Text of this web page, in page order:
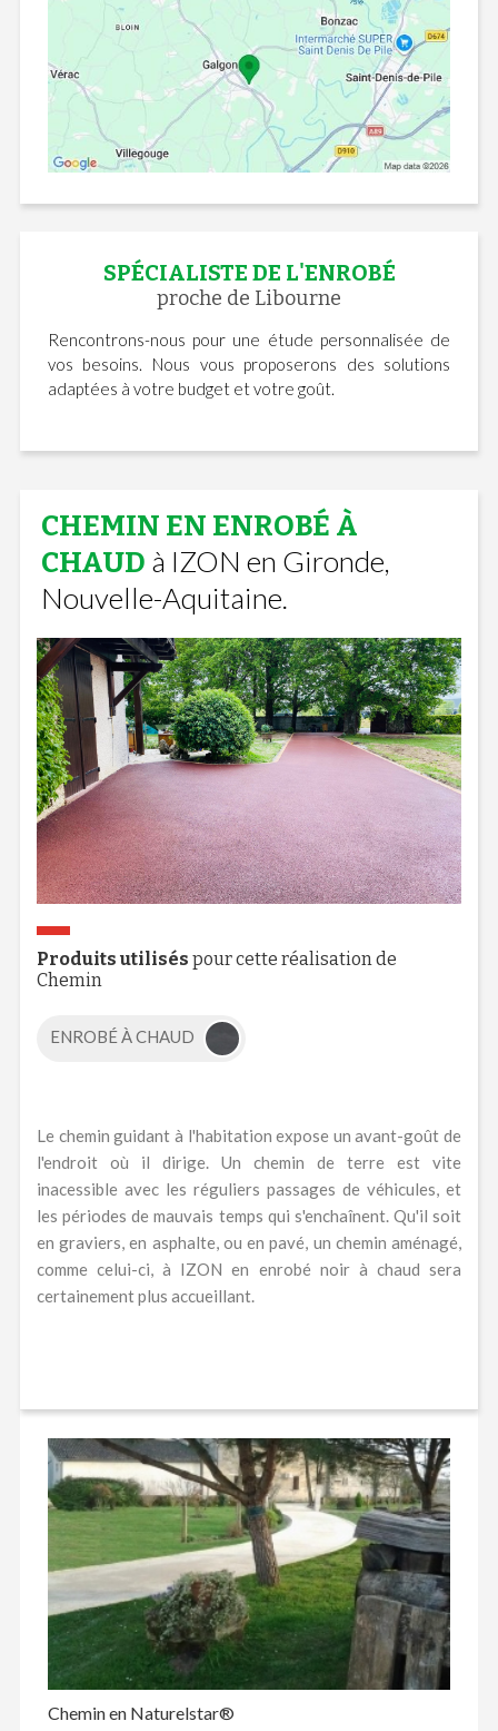
SPÉCIALISTE DE L'ENROBÉ
proche de Libourne
Rencontrons-nous pour une étude personnalisée de
vos besoins. Nous vous proposerons des solutions
adaptées à votre budget et votre goût.
CHEMIN EN ENROBÉ À
CHAUD à IZON en Gironde,
Nouvelle-Aquitaine.
Produits utilisés pour cette réalisation de
Chemin
ENROBÉ À CHAUD
Le chemin guidant à l'habitation expose un avant-goût de
l'endroit où il dirige. Un chemin de terre est vite
inacessible avec les réguliers passages de véhicules, et
les périodes de mauvais temps qui s'enchaînent. Qu'il soit
en graviers, en asphalte, ou en pavé, un chemin aménagé,
comme celui-ci, à IZON en enrobé noir à chaud sera
certainement plus accueillant.
Chemin en Naturelstar®